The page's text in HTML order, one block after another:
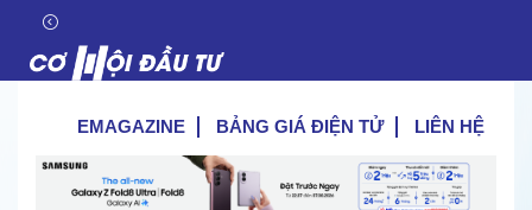
EMAGAZINE BẢNG GIÁ ĐIỆN TỬ LIÊN HỆ